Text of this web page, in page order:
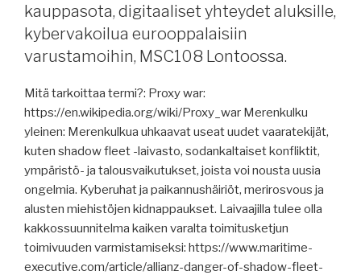
kauppasota, digitaaliset yhteydet aluksille,
kybervakoilua eurooppalaisiin
varustamoihin, MSC108 Lontoossa.
Mitä tarkoittaa termi?: Proxy war:
https://en.wikipedia.org/wiki/Proxy_war Merenkulku
yleinen: Merenkulkua uhkaavat useat uudet vaaratekijät,
kuten shadow fleet -laivasto, sodankaltaiset konfliktit,
ympäristö- ja talousvaikutukset, joista voi nousta uusia
ongelmia. Kyberuhat ja paikannushäiriöt, merirosvous ja
alusten miehistöjen kidnappaukset. Laivaajilla tulee olla
kakkossuunnitelma kaiken varalta toimitusketjun
toimivuuden varmistamiseksi: https://www.maritime-
executive.com/article/allianz-danger-of-shadow-fleet-